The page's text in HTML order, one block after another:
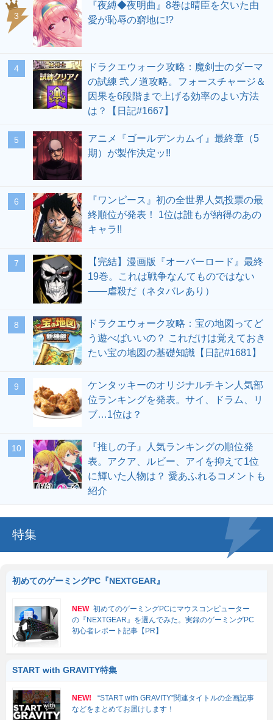
『夜縛◆夜明曲』8巻は晴臣を欠いた由
愛が恥辱の窮地に!?
ドラクエウォーク攻略：魔剣士のダーマ
の試練 弐ノ道攻略。フォースチャージ＆
因果を6段階まで上げる効率のよい方法
は？【日記#1667】
アニメ『ゴールデンカムイ』最終章（5
期）が製作決定ッ!!
『ワンピース』初の全世界人気投票の最
終順位が発表！ 1位は誰もが納得のあの
キャラ!!
【完結】漫画版『オーバーロード』最終
19巻。これは戦争なんてものではない
――虐殺だ（ネタバレあり）
ドラクエウォーク攻略：宝の地図ってど
う遊べばいいの？ これだけは覚えておき
たい宝の地図の基礎知識【日記#1681】
ケンタッキーのオリジナルチキン人気部
位ランキングを発表。サイ、ドラム、リ
ブ…1位は？
『推しの子』人気ランキングの順位発
表。アクア、ルビー、アイを抑えて1位
に輝いた人物は？ 愛あふれるコメントも
紹介
特集
初めてのゲーミングPC『NEXTGEAR』
NEW 初めてのゲーミングPCにマウスコンピューター
の『NEXTGEAR』を選んでみた。実録のゲーミングPC
初心者レポート記事【PR】
START with GRAVITY特集
NEW!
“START with GRAVITY”関連タイトルの企画記事
などをまとめてお届けします！